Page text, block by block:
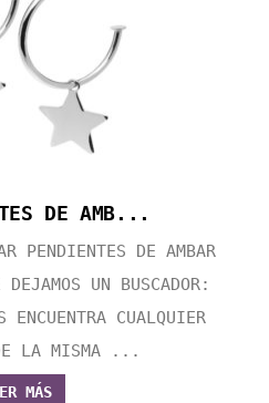
DE AMB...
PENDIENTES DE AMBAR
UN BUSCADOR:
ENCUENTRA CUALQUIER
DE LA MISMA ...
MÁS